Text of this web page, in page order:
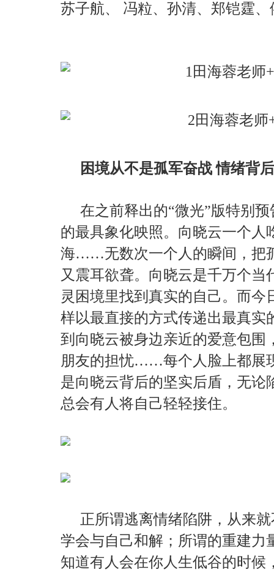
苏子航、
冯粒、孙清、郑铠霆
困境从不是孤军奋战 情绪背
在之前释出的“微光”版特别
的最具象化映照。向晓云一个人
海……无数次一个人的瞬间，把
又震耳欲聋。向晓云是千万个
灵困境里找到真实的自己。而
样以最直接的方式传递出最真实
到向晓云被身边亲近的爱意包围
朋友的担忧……每个人脸上都展
是向晓云背后的坚实后盾，无论
总会有人将自己轻轻接住。
正所谓逃离情绪陷阱，从来
学会与自己和解；所谓的重建力
知道有人会在你人生低谷的时候